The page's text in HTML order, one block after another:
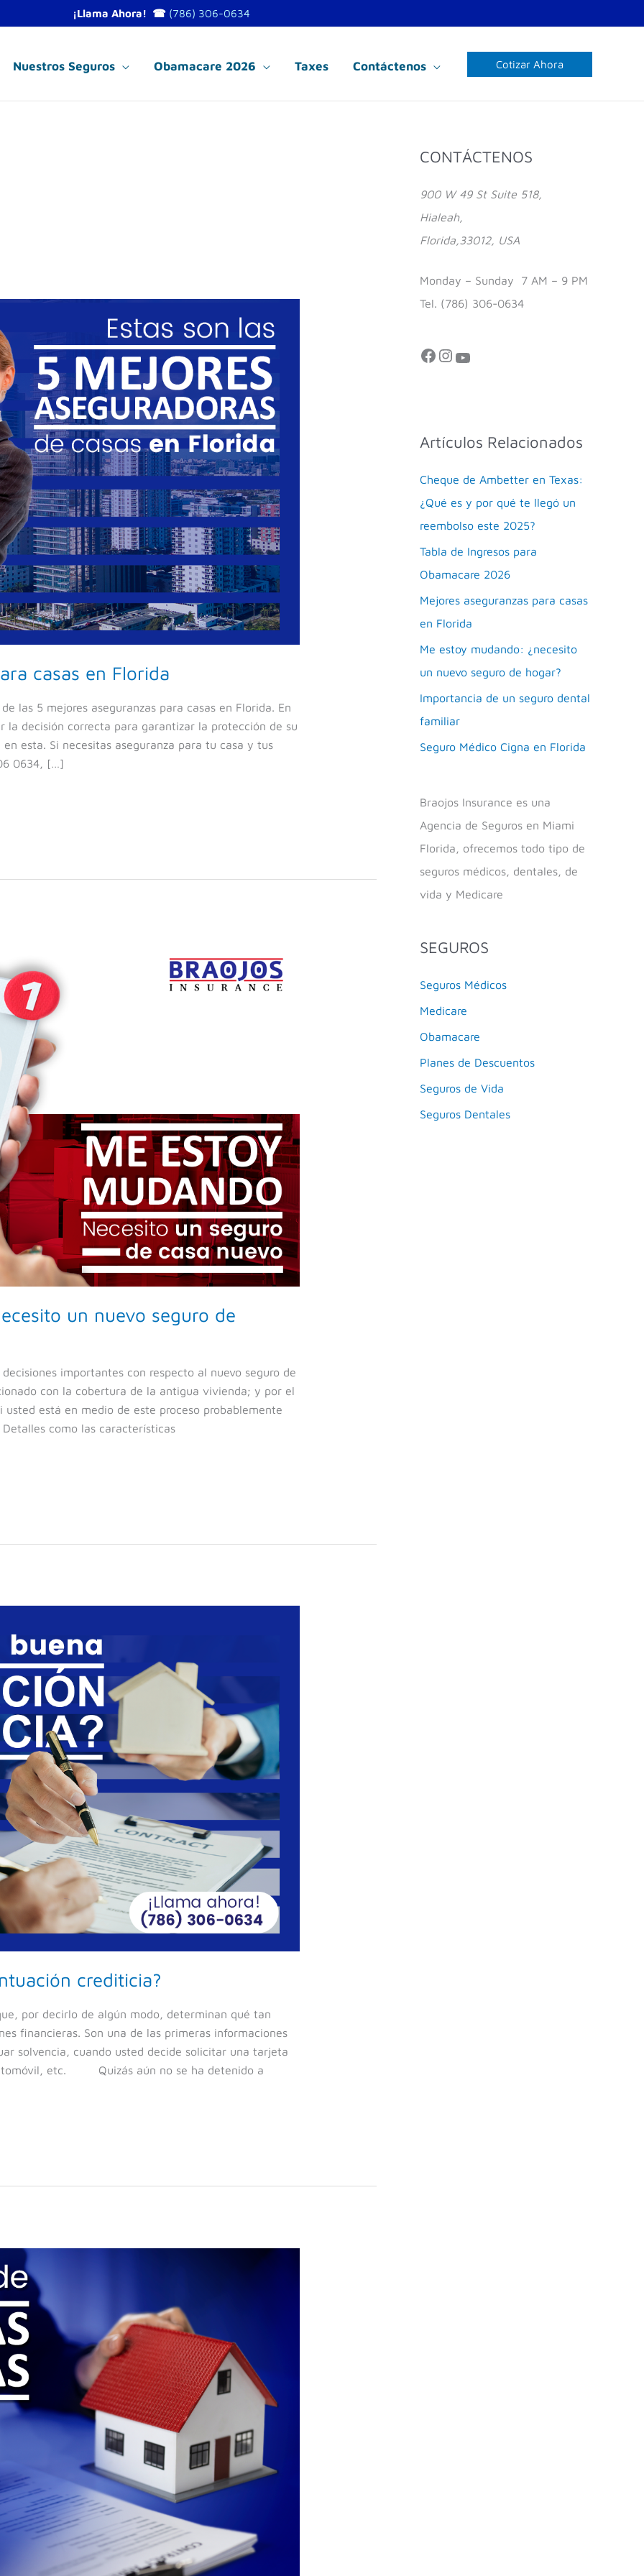
¡Llama Ahora! ☎ (786) 306-0634
Nuestros Seguros Obamacare 2026 Taxes Contáctenos Cotizar Ahora
casas en Florida
las 5 mejores aseguranzas para casas en Florida. En
la decisión correcta para garantizar la protección de su
esta. Si necesitas aseguranza para tu casa y tus
0634, […]
un nuevo seguro de
importantes con respecto al nuevo seguro de
con la cobertura de la antigua vivienda; y por el
usted está en medio de este proceso probablemente
como las características
crediticia?
por decirlo de algún modo, determinan qué tan
financieras. Son una de las primeras informaciones
solvencia, cuando usted decide solicitar una tarjeta
etc. Quizás aún no se ha detenido a
CONTÁCTENOS
900 W 49 St Suite 518,
Hialeah,
Florida,33012, USA
Monday – Sunday 7 AM – 9 PM
Tel. (786) 306-0634
Facebook InstagramYouTube
Artículos Relacionados
Cheque de Ambetter en Texas:
¿Qué es y por qué te llegó un
reembolso este 2025?
Tabla de Ingresos para
Obamacare 2026
Mejores aseguranzas para casas
en Florida
Me estoy mudando: ¿necesito
un nuevo seguro de hogar?
Importancia de un seguro dental
familiar
Seguro Médico Cigna en Florida
Braojos Insurance es una
Agencia de Seguros en Miami
Florida, ofrecemos todo tipo de
seguros médicos, dentales, de
vida y Medicare
SEGUROS
Seguros Médicos
Medicare
Obamacare
Planes de Descuentos
Seguros de Vida
Seguros Dentales